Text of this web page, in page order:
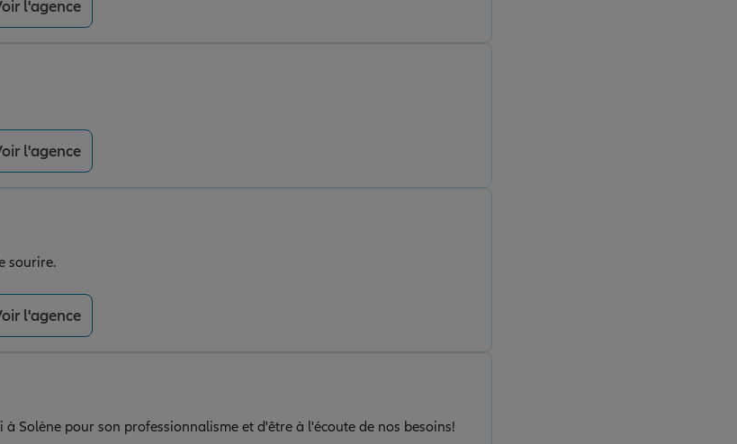
l'agence
l'agence
sourire.
l'agence
à Solène pour son professionnalisme et d'être à l'écoute de nos besoins!